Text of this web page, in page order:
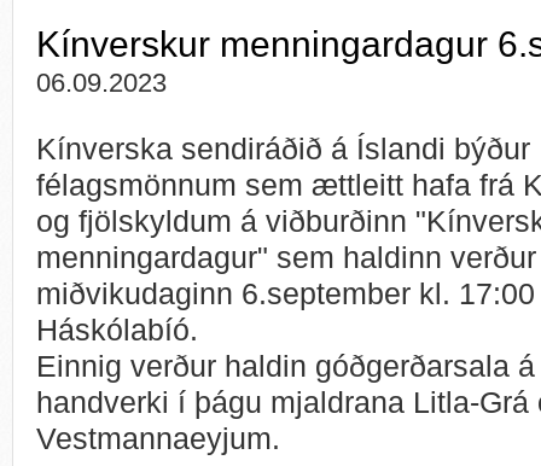
Kínverskur menningardagur
06.09.2023
Kínverska sendiráðið á Íslandi býður
félagsmönnum sem ættleitt hafa frá
og fjölskyldum á viðburðinn
menningardagur" sem haldinn verður
miðvikudaginn 6.september kl.
Háskólabíó.
Einnig verður haldin góðgerðarsala
handverki í þágu mjaldrana Litla-
Vestmannaeyjum.